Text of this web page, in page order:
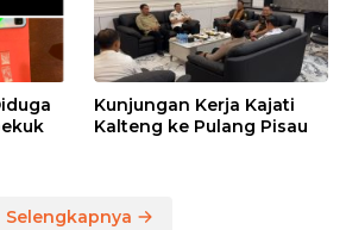
Kunjungan Kerja Kajati
Kalteng ke Pulang Pisau
Selengkapnya